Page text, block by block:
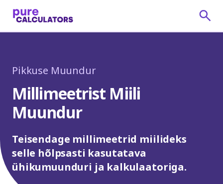
Pikkuse Muundur
Millimeetrist Miili
Muundur
Teisendage millimeetrid miilideks
selle hõlpsasti kasutatava
ühikumuunduri ja kalkulaatoriga.